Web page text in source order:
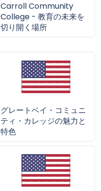
Carroll Community
College - 教育の未来を
切り開く場所
グレートベイ・コミュニ
ティ・カレッジの魅力と
特色